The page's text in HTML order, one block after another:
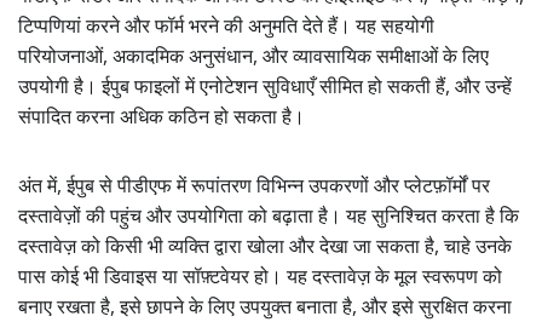
टिप्पणियां करने और फॉर्म भरने की अनुमति देते हैं। यह सहयोगी
परियोजनाओं, अकादमिक अनुसंधान, और व्यावसायिक समीक्षाओं के लिए
उपयोगी है। ईपुब फाइलों में एनोटेशन सुविधाएँ सीमित हो सकती हैं, और उन्हें
संपादित करना अधिक कठिन हो सकता है।
अंत में, ईपुब से पीडीएफ में रूपांतरण विभिन्न उपकरणों और प्लेटफ़ॉर्मों पर
दस्तावेज़ों की पहुंच और उपयोगिता को बढ़ाता है। यह सुनिश्चित करता है कि
दस्तावेज़ को किसी भी व्यक्ति द्वारा खोला और देखा जा सकता है, चाहे उनके
पास कोई भी डिवाइस या सॉफ़्टवेयर हो। यह दस्तावेज़ के मूल स्वरूपण को
बनाए रखता है, इसे छापने के लिए उपयुक्त बनाता है, और इसे सुरक्षित करना